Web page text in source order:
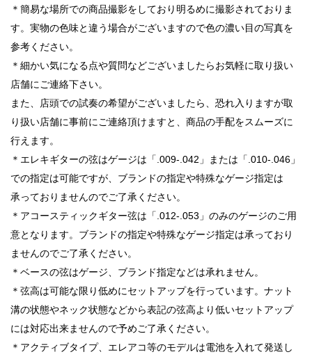
＊簡易な場所での商品撮影をしており明るめに撮影されておりま
す。実物の色味と違う場合がございますので色の濃い目の写真を
参考ください。
＊細かい気になる点や質問などございましたらお気軽に取り扱い
店舗にご連絡下さい。
また、店頭での試奏の希望がございましたら、恐れ入りますが取
り扱い店舗に事前にご連絡頂けますと、商品の手配をスムーズに
行えます。
＊エレキギターの弦はゲージは「.009-.042」または「.010-.046」
での指定は可能ですが、ブランドの指定や特殊なゲージ指定は
承っておりませんのでご了承ください。
＊アコースティックギター弦は「.012-.053」のみのゲージのご用
意となります。ブランドの指定や特殊なゲージ指定は承っており
ませんのでご了承ください。
＊ベースの弦はゲージ、ブランド指定などは承れません。
＊弦高は可能な限り低めにセットアップを行っています。ナット
溝の状態やネック状態などから表記の弦高より低いセットアップ
には対応出来ませんので予めご了承ください。
＊アクティブタイプ、エレアコ等のモデルは電池を入れて発送し